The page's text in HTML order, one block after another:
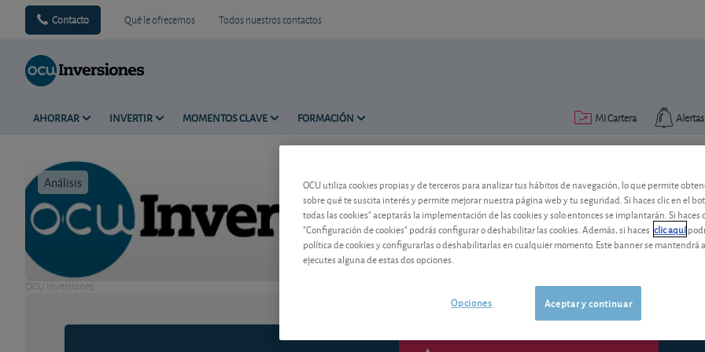
Contacto Qué le ofrecemos Todos nuestros contactos
AHORRAR INVERTIR MOMENTOS CLAVE FORMACIÓN Alertas
Mi Cartera
Análisis Tiempo de lectura: 2 min.
OCU Inversiones
Metavalor Global: ¿qué
¿Dónde puedo invertir ese dinero que
OCU utiliza cookies propias y de terceros para analizar tus hábitos de navegación, lo que permite
sobre qué te suscita interés y permite mejorar nuestra página web y tu seguridad. Si haces clic en el
todas las cookies" aceptarás la implementación de las cookies y solo entonces se implantarán. Si haces
"Configuración de cookies" podrás configurar o deshabilitar las cookies. Además, si haces clic aquí
política de cookies y configurarlas o deshabilitarlas en cualquier momento. Este banner se mantendrá
ejecutes alguna de estas dos opciones.
Aceptar y continuar
Opciones